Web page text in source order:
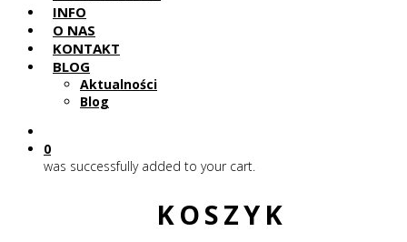
INFO
O NAS
KONTAKT
BLOG
Aktualności
Blog
0
was successfully added to your cart.
KOSZYK